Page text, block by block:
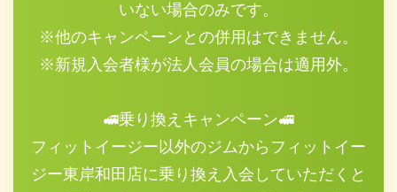
いない場合のみです。
※他のキャンペーンとの併用はできません。
※新規入会者様が法人会員の場合は適用外。
🚅乗り換えキャンペーン🚅
フィットイージー以外のジムからフィットイー
ジー東岸和田店に乗り換え入会していただくと